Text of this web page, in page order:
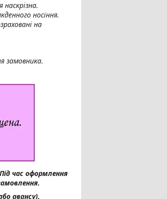
носіння.
на
замовника.
Під час оформлення
авансу).